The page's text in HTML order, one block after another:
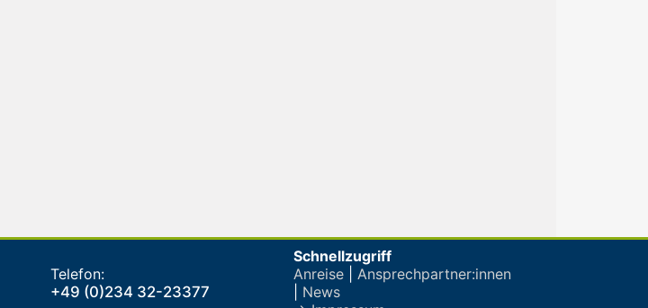
Telefon:
+49 (0)234 32-23377
Schnellzugriff
Anreise| Ansprechpartner:innen
News